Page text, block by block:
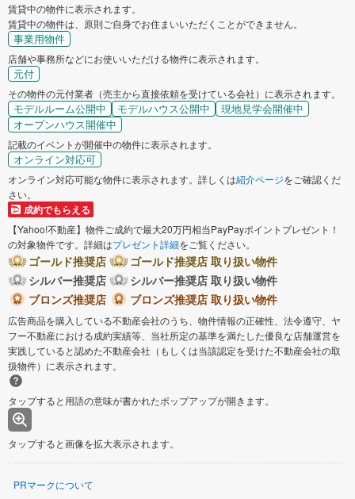
賃貸中の物件に表示されます。
賃貸中の物件は、原則ご自身でお住まいいただくことができません。
事業用物件
店舗や事務所などにお使いいただける物件に表示されます。
元付
その物件の元付業者（売主から直接依頼を受けている会社）に表示されます。
モデルルーム公開中 モデルハウス公開中
現地見学会開催中
オープンハウス開催中
記載のイベントが開催中の物件に表示されます。
オンライン対応可
オンライン対応可能な物件に表示されます。詳しくは紹介ページをご確認くだ
さい。
成約でもらえる
【Yahoo!不動産】物件ご成約で最大20万円相当PayPayポイントプレゼント！
の対象物件です。詳細はプレゼント詳細をご覧ください。
ゴールド推奨店
ゴールド推奨店 取り扱い物件
シルバー推奨店
シルバー推奨店 取り扱い物件
ブロンズ推奨店
ブロンズ推奨店 取り扱い物件
広告商品を購入している不動産会社のうち、物件情報の正確性、法令遵守、ヤ
フー不動産における成約実績等、当社所定の基準を満たした優良な店舗運営を
実践していると認めた不動産会社（もしくは当該認定を受けた不動産会社の取
扱物件）に表示されます。
タップすると用語の意味が書かれたポップアップが開きます。
タップすると画像を拡大表示されます。
PRマークについて